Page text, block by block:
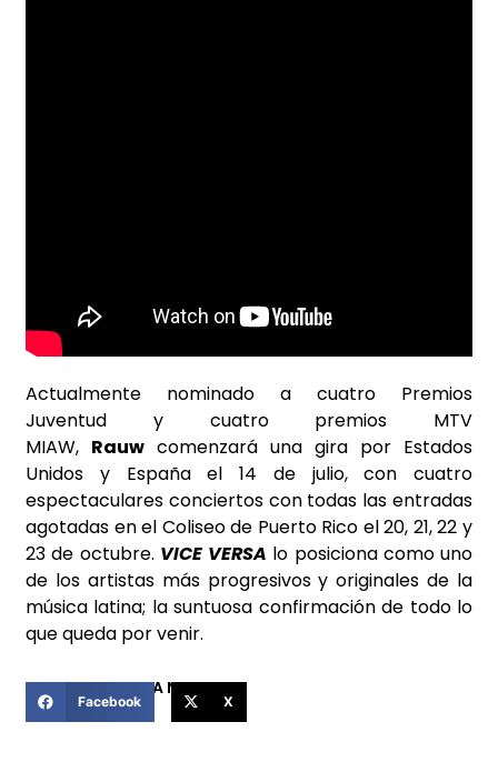
Actualmente nominado a cuatro Premios
Juventud y cuatro premios MTV
MIAW, Rauw comenzará una gira por Estados
Unidos y España el 14 de julio, con cuatro
espectaculares conciertos con todas las entradas
agotadas en el Coliseo de Puerto Rico el 20, 21, 22 y
23 de octubre. VICE VERSA lo posiciona como uno
de los artistas más progresivos y originales de la
música latina; la suntuosa confirmación de todo lo
que queda por venir.
COMPARTIR ESTA NOTICIA
Facebook X